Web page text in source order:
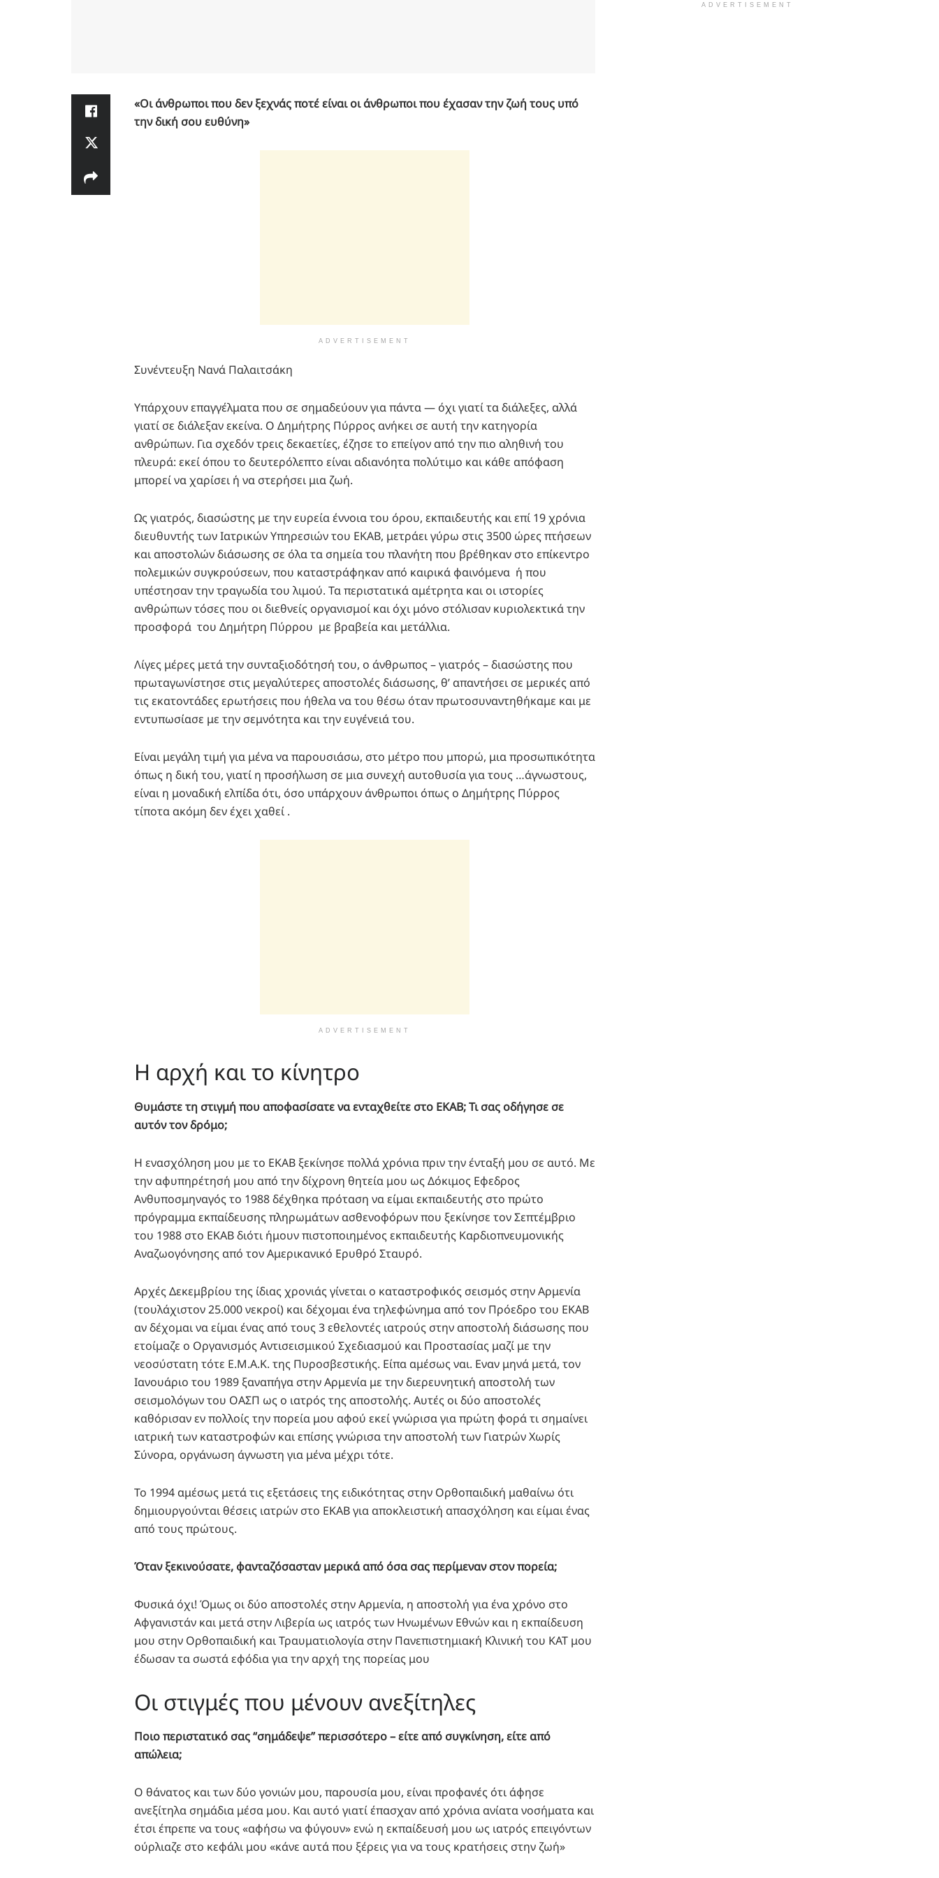
«Οι άνθρωποι που δεν ξεχνάς ποτέ είναι οι άνθρωποι που έχασαν την ζωή τους υπό
την δική σου ευθύνη»
ADVERTISEMENT
Συνέντευξη Νανά Παλαιτσάκη
Υπάρχουν επαγγέλματα που σε σημαδεύουν για πάντα — όχι γιατί τα διάλεξες, αλλά
γιατί σε διάλεξαν εκείνα. Ο Δημήτρης Πύρρος ανήκει σε αυτή την κατηγορία
ανθρώπων. Για σχεδόν τρεις δεκαετίες, έζησε το επείγον από την πιο αληθινή του
πλευρά: εκεί όπου το δευτερόλεπτο είναι αδιανόητα πολύτιμο και κάθε απόφαση
μπορεί να χαρίσει ή να στερήσει μια ζωή.
Ως γιατρός, διασώστης με την ευρεία έννοια του όρου, εκπαιδευτής και επί 19 χρόνια
διευθυντής των Ιατρικών Υπηρεσιών του ΕΚΑΒ, μετράει γύρω στις 3500 ώρες πτήσεων
και αποστολών διάσωσης σε όλα τα σημεία του πλανήτη που βρέθηκαν στο επίκεντρο
πολεμικών συγκρούσεων, που καταστράφηκαν από καιρικά φαινόμενα ή που
υπέστησαν την τραγωδία του λιμού. Τα περιστατικά αμέτρητα και οι ιστορίες
ανθρώπων τόσες που οι διεθνείς οργανισμοί και όχι μόνο στόλισαν κυριολεκτικά την
προσφορά του Δημήτρη Πύρρου με βραβεία και μετάλλια.
Λίγες μέρες μετά την συνταξιοδότησή του, ο άνθρωπος – γιατρός – διασώστης που
πρωταγωνίστησε στις μεγαλύτερες αποστολές διάσωσης, θ’ απαντήσει σε μερικές από
τις εκατοντάδες ερωτήσεις που ήθελα να του θέσω όταν πρωτοσυναντηθήκαμε και με
εντυπωσίασε με την σεμνότητα και την ευγένειά του.
Είναι μεγάλη τιμή για μένα να παρουσιάσω, στο μέτρο που μπορώ, μια προσωπικότητα
όπως η δική του, γιατί η προσήλωση σε μια συνεχή αυτοθυσία για τους …άγνωστους,
είναι η μοναδική ελπίδα ότι, όσο υπάρχουν άνθρωποι όπως ο Δημήτρης Πύρρος
τίποτα ακόμη δεν έχει χαθεί .
ADVERTISEMENT
Η αρχή και το κίνητρο
Θυμάστε τη στιγμή που αποφασίσατε να ενταχθείτε στο ΕΚΑΒ; Τι σας οδήγησε σε
αυτόν τον δρόμο;
Η ενασχόληση μου με το ΕΚΑΒ ξεκίνησε πολλά χρόνια πριν την ένταξή μου σε αυτό. Με
την αφυπηρέτησή μου από την δίχρονη θητεία μου ως Δόκιμος Εφεδρος
Ανθυποσμηναγός το 1988 δέχθηκα πρόταση να είμαι εκπαιδευτής στο πρώτο
πρόγραμμα εκπαίδευσης πληρωμάτων ασθενοφόρων που ξεκίνησε τον Σεπτέμβριο
του 1988 στο ΕΚΑΒ διότι ήμουν πιστοποιημένος εκπαιδευτής Καρδιοπνευμονικής
Αναζωογόνησης από τον Αμερικανικό Ερυθρό Σταυρό.
Αρχές Δεκεμβρίου της ίδιας χρονιάς γίνεται ο καταστροφικός σεισμός στην Αρμενία
(τουλάχιστον 25.000 νεκροί) και δέχομαι ένα τηλεφώνημα από τον Πρόεδρο του ΕΚΑΒ
αν δέχομαι να είμαι ένας από τους 3 εθελοντές ιατρούς στην αποστολή διάσωσης που
ετοίμαζε ο Οργανισμός Αντισεισμικού Σχεδιασμού και Προστασίας μαζί με την
νεοσύστατη τότε Ε.Μ.Α.Κ. της Πυροσβεστικής. Είπα αμέσως ναι. Εναν μηνά μετά, τον
Ιανουάριο του 1989 ξαναπήγα στην Αρμενία με την διερευνητική αποστολή των
σεισμολόγων του ΟΑΣΠ ως ο ιατρός της αποστολής. Αυτές οι δύο αποστολές
καθόρισαν εν πολλοίς την πορεία μου αφού εκεί γνώρισα για πρώτη φορά τι σημαίνει
ιατρική των καταστροφών και επίσης γνώρισα την αποστολή των Γιατρών Χωρίς
Σύνορα, οργάνωση άγνωστη για μένα μέχρι τότε.
Το 1994 αμέσως μετά τις εξετάσεις της ειδικότητας στην Ορθοπαιδική μαθαίνω ότι
δημιουργούνται θέσεις ιατρών στο ΕΚΑΒ για αποκλειστική απασχόληση και είμαι ένας
από τους πρώτους.
Όταν ξεκινούσατε, φανταζόσασταν μερικά από όσα σας περίμεναν στον πορεία;
Φυσικά όχι! Όμως οι δύο αποστολές στην Αρμενία, η αποστολή για ένα χρόνο στο
Αφγανιστάν και μετά στην Λιβερία ως ιατρός των Ηνωμένων Εθνών και η εκπαίδευση
μου στην Ορθοπαιδική και Τραυματιολογία στην Πανεπιστημιακή Κλινική του ΚΑΤ μου
έδωσαν τα σωστά εφόδια για την αρχή της πορείας μου
Οι στιγμές που μένουν ανεξίτηλες
Ποιο περιστατικό σας “σημάδεψε” περισσότερο – είτε από συγκίνηση, είτε από
απώλεια;
Ο θάνατος και των δύο γονιών μου, παρουσία μου, είναι προφανές ότι άφησε
ανεξίτηλα σημάδια μέσα μου. Και αυτό γιατί έπασχαν από χρόνια ανίατα νοσήματα και
έτσι έπρεπε να τους «αφήσω να φύγουν» ενώ η εκπαίδευσή μου ως ιατρός επειγόντων
ούρλιαζε στο κεφάλι μου «κάνε αυτά που ξέρεις για να τους κρατήσεις στην ζωή»
ADVERTISEMENT